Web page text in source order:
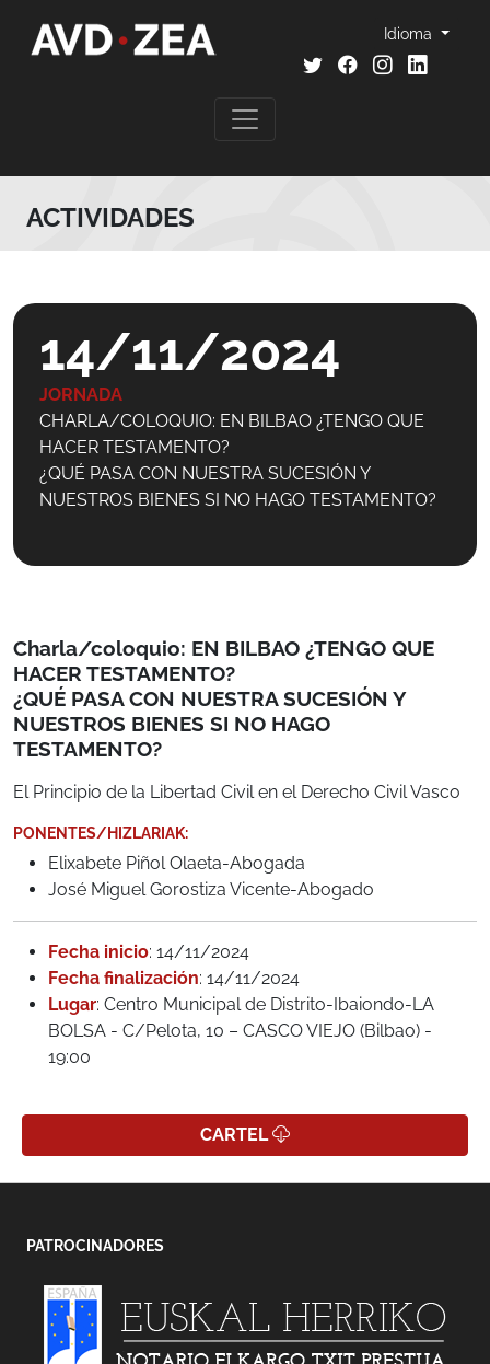
Idioma
ACTIVIDADES
14/11/2024
JORNADA
CHARLA/COLOQUIO: EN BILBAO ¿TENGO QUE
HACER TESTAMENTO?
¿QUÉ PASA CON NUESTRA SUCESIÓN Y
NUESTROS BIENES SI NO HAGO TESTAMENTO?
Charla/coloquio: EN BILBAO ¿TENGO QUE
HACER TESTAMENTO?
¿QUÉ PASA CON NUESTRA SUCESIÓN Y
NUESTROS BIENES SI NO HAGO
TESTAMENTO?
El Principio de la Libertad Civil en el Derecho Civil Vasco
PONENTES/HIZLARIAK:
Elixabete Piñol Olaeta-Abogada
José Miguel Gorostiza Vicente-Abogado
Fecha inicio: 14/11/2024
Fecha finalización: 14/11/2024
Lugar: Centro Municipal de Distrito-Ibaiondo-LA
BOLSA - C/Pelota, 10 – CASCO VIEJO (Bilbao) -
19:00
CARTEL
PATROCINADORES